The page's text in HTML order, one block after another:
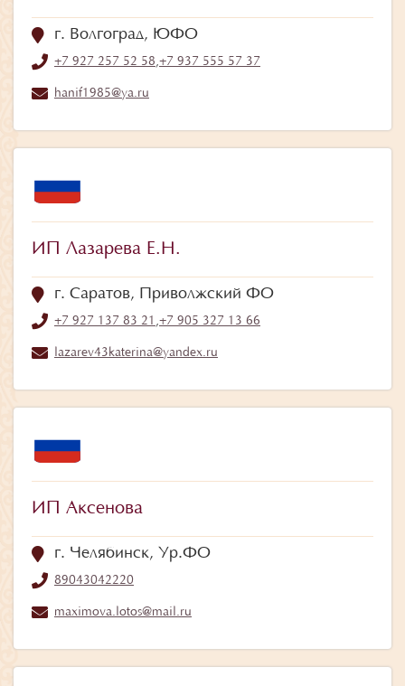
г. Волгоград, ЮФО
+7 927 257 52 58,+7 937 555 57 37
hanif1985@ya.ru
ИП Лазарева Е.Н.
г. Саратов, Приволжский ФО
+7 927 137 83 21 ,+7 905 327 13 66
lazarev43katerina@yandex.ru
ИП Аксенова
г. Челябинск, Ур.ФО
89043042220
maximova.lotos@mail.ru